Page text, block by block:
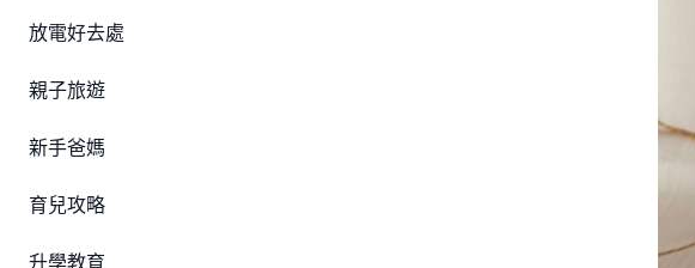
放電好去處
親子旅遊
新手爸媽
育兒攻略
升學教育